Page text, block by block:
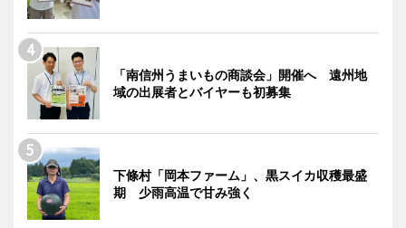
「南信州うまいもの商談会」開催へ 遠州地
域の出展者とバイヤーも初募集
下條村「岡本ファーム」、黒スイカ収穫最盛
期 少雨高温で甘み強く